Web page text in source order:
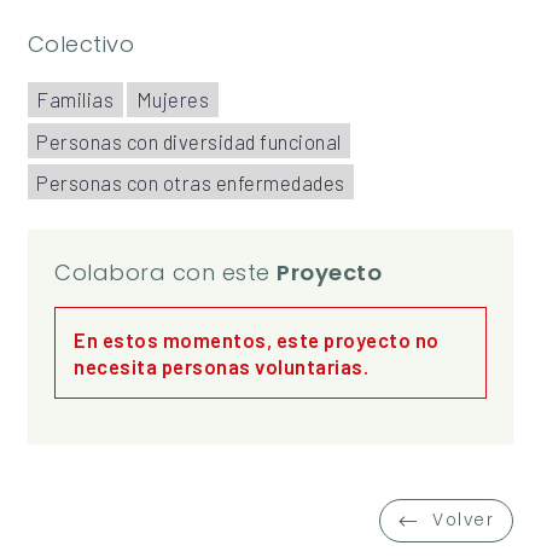
Colectivo
Familias
Mujeres
Personas con diversidad funcional
Personas con otras enfermedades
Colabora con este Proyecto
En estos momentos, este proyecto no
necesita personas voluntarias.
Volver